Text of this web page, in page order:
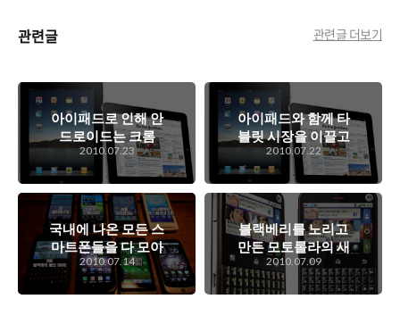
관련글 관련글 더보기
아이패드로 인해 안
드로이드는 크롬
OS와도 경쟁해야
할 운명이...
2010.07.23
아이패드와 함께 타
블릿 시장을 이끌고
나갈 경쟁자이자 동
반자인 안드로이드
타블릿
2010.07.22
국내에 나온 모든 스
마트폰들을 다 모아
보리라? 염장의 극
치, 스마트폰 사열..
2010.07.14
블랙베리를 노리고
만든 모토롤라의 새
로운 안드로이드 폰,
참(Charm)!
2010.07.09